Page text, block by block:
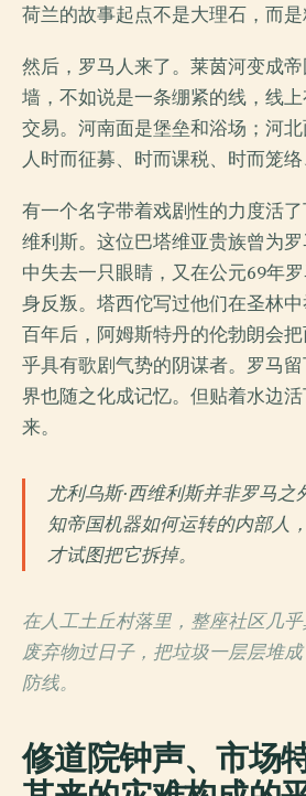
荷兰的故事起点不是大理石，而是
然后，罗马人来了。莱茵河变成
墙，不如说是一条绷紧的线，线
交易。河南面是堡垒和浴场；河
人时而征募、时而课税、时而笼络
有一个名字带着戏剧性的力度活
维利斯。这位巴塔维亚贵族曾为
中失去一只眼睛，又在公元69年
身反叛。塔西佗写过他们在圣林
百年后，阿姆斯特丹的伦勃朗会
乎具有歌剧气势的阴谋者。罗马
界也随之化成记忆。但贴着水边
来。
尤利乌斯·西维利斯并非罗马
知帝国机器如何运转的内部人
才试图把它拆掉。
在人工土丘村落里，整座社区几
废弃物过日子，把垃圾一层层堆
防线。
修道院钟声、市场